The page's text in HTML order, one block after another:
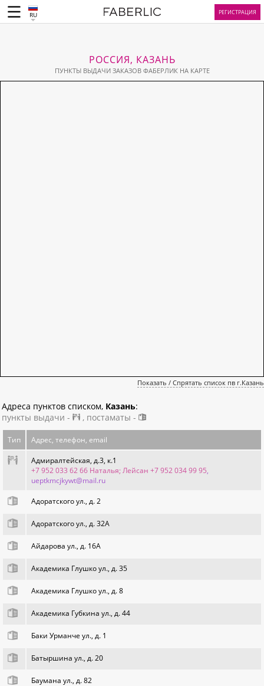
RU РЕГИСТРАЦИЯ
РОССИЯ, КАЗАНЬ
ПУНКТЫ ВЫДАЧИ ЗАКАЗОВ ФАБЕРЛИК НА КАРТЕ
Показать / Спрятать список пв г.Казань
Адреса пунктов списком, Казань:
пункты выдачи -
, постаматы -
Тип Адрес, телефон, email
Адмиралтейская, д.3, к.1
+7 952 033 62 66 Наталья; Лейсан +7 952 034 99 95,
ueptkmcjkywt@mail.ru
Адоратского ул., д. 2
Адоратского ул., д. 32А
Айдарова ул., д. 16А
Академика Глушко ул., д. 35
Академика Глушко ул., д. 8
Академика Губкина ул., д. 44
Баки Урманче ул., д. 1
Батыршина ул., д. 20
Баумана ул., д. 82